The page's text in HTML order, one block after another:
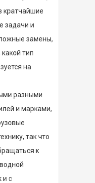
кратчайшие
задачи и
замены,
тип
на
разными
и марками,
так что
к
и с